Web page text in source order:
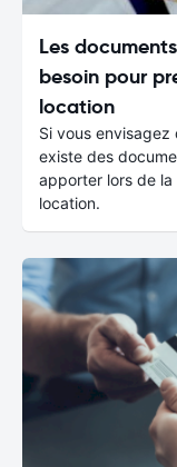
Les
besoin pour
location
Si vous
existe des
apporter lors de
location.